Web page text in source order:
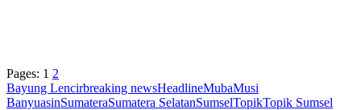
Pages: 1 2
Bayung Lencirbreaking newsHeadlineMubaMusi
BanyuasinSumateraSumatera SelatanSumselTopikTopik Sumsel